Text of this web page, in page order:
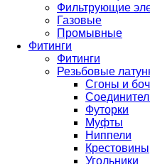
Фильтрующие
Газовые
Промывные
Фитинги
Фитинги
Резьбовые
Сгоны и
Футорки
Муфты
Ниппели
Крестовины
Угольники